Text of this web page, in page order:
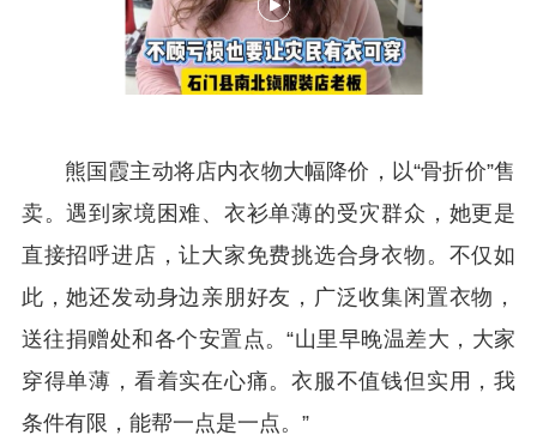
熊国霞主动将店内衣物大幅降价，以“骨折价”售
卖。遇到家境困难、衣衫单薄的受灾群众，她更是
直接招呼进店，让大家免费挑选合身衣物。不仅如
此，她还发动身边亲朋好友，广泛收集闲置衣物，
送往捐赠处和各个安置点。“山里早晚温差大，大家
穿得单薄，看着实在心痛。衣服不值钱但实用，我
条件有限，能帮一点是一点。”